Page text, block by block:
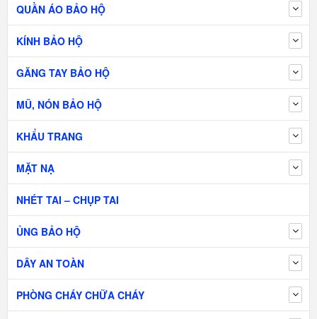
QUẦN ÁO BẢO HỘ
KÍNH BẢO HỘ
GĂNG TAY BẢO HỘ
MŨ, NÓN BẢO HỘ
KHẨU TRANG
MẶT NẠ
NHÉT TAI – CHỤP TAI
ỦNG BẢO HỘ
DÂY AN TOÀN
PHÒNG CHÁY CHỮA CHÁY